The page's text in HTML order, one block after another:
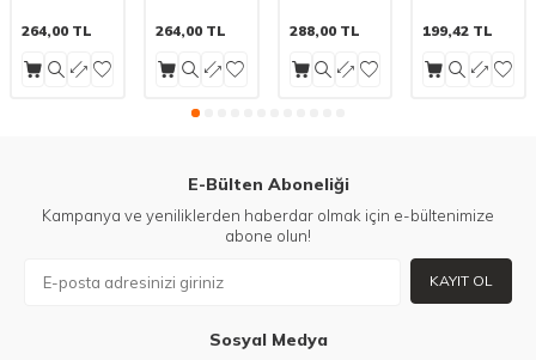
264,00 TL
Set
264,00TL
288,00TL 199,42 TL
E-Bülten Aboneliği
Kampanya ve yeniliklerden haberdar olmak için e-bültenimize
abone olun!
KAYIT OL
Sosyal Medya